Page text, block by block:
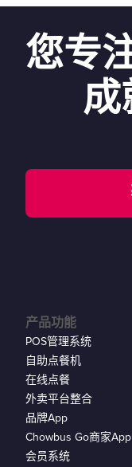
您专
成
产品功能
POS管理系统
自助点餐机
在线点餐
外卖平台整合
品牌App
Chowbus Go商家App
会员系统